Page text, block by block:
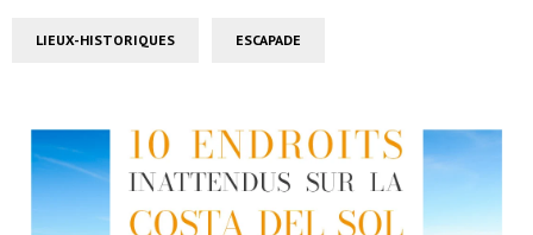
LIEUX-HISTORIQUES ESCAPADE